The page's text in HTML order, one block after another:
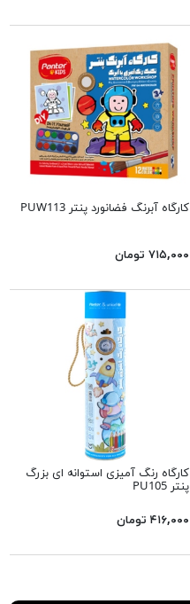
کارگاه آبرنگ فضانورد پنتر PUW113
۷۱۵,۰۰۰ تومان
کارگاه رنگ آمیزی استوانه ای بزرگ
پنتر PU105
۴۱۶,۰۰۰ تومان